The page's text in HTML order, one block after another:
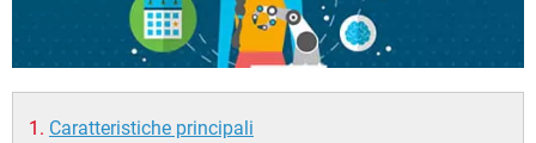
Caratteristiche principali